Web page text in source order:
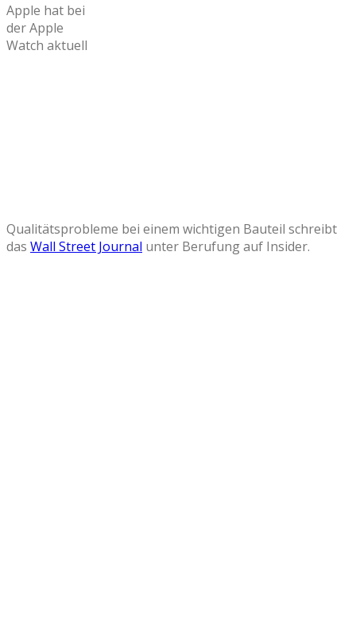
Apple hat bei
der Apple
Watch aktuell
Qualitätsprobleme bei einem wichtigen Bauteil schreibt
das Wall Street Journal unter Berufung auf Insider.